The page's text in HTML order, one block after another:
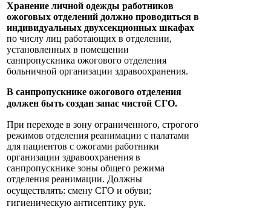
Хранение личной одежды работников
ожоговых отделений должно проводиться в
индивидуальных двухсекционных шкафах
по числу лиц работающих в отделении,
установленных в помещении
санпропускника ожогового отделения
больничной организации здравоохранения.
В санпропускнике ожогового отделения
должен быть создан запас чистой СГО.
При переходе в зону ограниченного, строгого
режимов отделения реанимации с палатами
для пациентов с ожогами работники
организации здравоохранения в
санпропускнике зоны общего режима
отделения реанимации. Должны
осуществлять: смену СГО и обуви;
гигиеническую антисептику рук.